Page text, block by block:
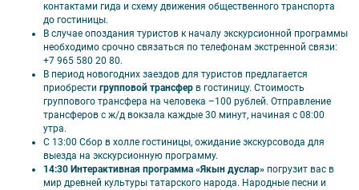
необходимо бронировать место по тарифу «Дети до 14 лет».
Посмотреть тур«Волшебство Рождества в Казани», 3 дня
контактами гида и схему движения общественного транспорта
до гостиницы.
В случае опоздания туристов к началу экскурсионной программы
необходимо срочно связаться по телефонам экстренной связи:
+7 965 580 20 80.
В период новогодних заездов для туристов предлагается
приобрести групповой трансфер в гостиницу. Стоимость
группового трансфера на человека –100 рублей. Отправление
трансферов с ж/д вокзала каждые 30 минут, начиная с 08:00
утра.
С 13:00 Сбор в холле гостиницы, ожидание экскурсовода для
выезда на экскурсионную программу.
14:30 Интерактивная программа «Якын дуслар» погрузит вас в
мир древней культуры татарского народа. Народные песни и